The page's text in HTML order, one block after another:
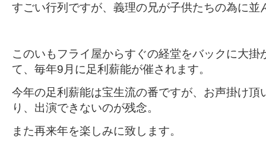
すごい行列ですが、義理の兄が子供たちの為に並
このいもフライ屋からすぐの経堂をバックに大掛
て、毎年9月に足利薪能が催されます。
今年の足利薪能は宝生流の番ですが、お声掛け頂
り、出演できないのが残念。
また再来年を楽しみに致します。